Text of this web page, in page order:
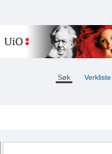
Søk Verkliste